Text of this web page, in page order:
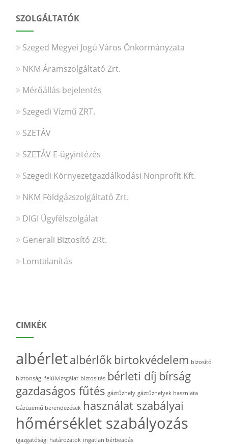
SZOLGÁLTATÓK
Szeged Megyei Jogú Város Önkormányzata
NKM Áramszolgáltató Zrt.
Mérőállás bejelentés
Szegedi Vízmű ZRT.
SZETÁV
SZETÁV E-ügyintézés
Szegedi Környezetgazdálkodási Nonprofit Kft.
NKM Földgázszolgáltató Zrt.
DIGI Ügyfélszolgálat
Generali Biztosító ZRt.
Lomtalanítás
CIMKÉK
albérletalbérlők birtokvédelem bizosító
biztonsági felülvizsgálat biztosítás bérleti díj bírság
gazdaságos fűtés gáztűzhely gáztűzhelyek hasznlata
Gázüzemű berendezések használat szabályai
hőmérséklet szabályozás
igazgatósági határozatok ingatlan bérbeadás